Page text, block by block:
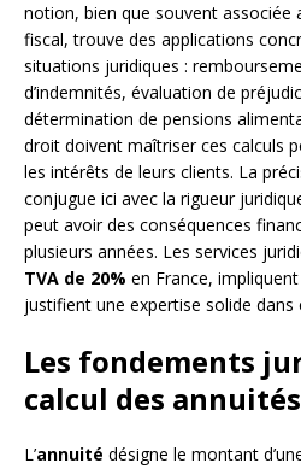
notion, bien que souvent associée
fiscal, trouve des applications
situations juridiques :
d’indemnités, évaluation de
détermination de pensions
droit doivent maîtriser ces calculs
les intérêts de leurs clients. La
conjugue ici avec la rigueur
peut avoir des conséquences
plusieurs années. Les services
TVA de 20% en France,
justifient une expertise solide dans
Les fondements
calcul des annuités
L’annuité désigne le montant